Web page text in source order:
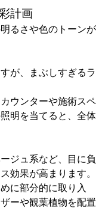
計画
るさや色のトーンが
が、まぶしすぎるラ
ウンターや施術スペ
明を当てると、全体
ジュ系など、目に負
効果が高まります。
に部分的に取り入
ーや観葉植物を配置